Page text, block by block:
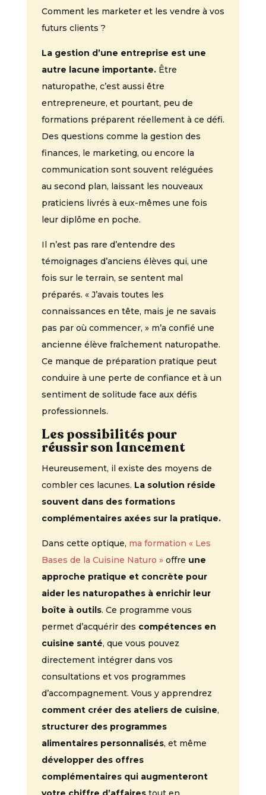
Comment les marketer et les vendre à vos
futurs clients ?
La gestion d’une entreprise est une
autre lacune importante.Être
naturopathe, c’est aussi être
entrepreneure, et pourtant, peu de
formations préparent réellement à ce défi.
Des questions comme la gestion des
finances, le marketing, ou encore la
communication sont souvent reléguées
au second plan, laissant les nouveaux
praticiens livrés à eux-mêmes une fois
leur diplôme en poche.
Il n’est pas rare d’entendre des
témoignages d’anciens élèves qui, une
fois sur le terrain, se sentent mal
préparés. « J’avais toutes les
connaissances en tête, mais je ne savais
pas par où commencer, » m’a confié une
ancienne élève fraîchement naturopathe.
Ce manque de préparation pratique peut
conduire à une perte de confiance et à un
sentiment de solitude face aux défis
professionnels.
Les possibilités pour
réussir son lancement
Heureusement, il existe des moyens de
combler ces lacunes. La solution réside
souvent dans des formations
complémentaires axées sur la pratique.
Dans cette optique, ma formation « Les
Bases de la Cuisine Naturo » offre une
approche pratique et concrète pour
aider les naturopathes à enrichir leur
boîte à outils. Ce programme vous
permet d’acquérir des compétences en
cuisine santé, que vous pouvez
directement intégrer dans vos
consultations et vos programmes
d’accompagnement. Vous y apprendrez
comment créer des ateliers de cuisine,
structurer des programmes
alimentaires personnalisés, et même
développer des offres
complémentaires qui augmenteront